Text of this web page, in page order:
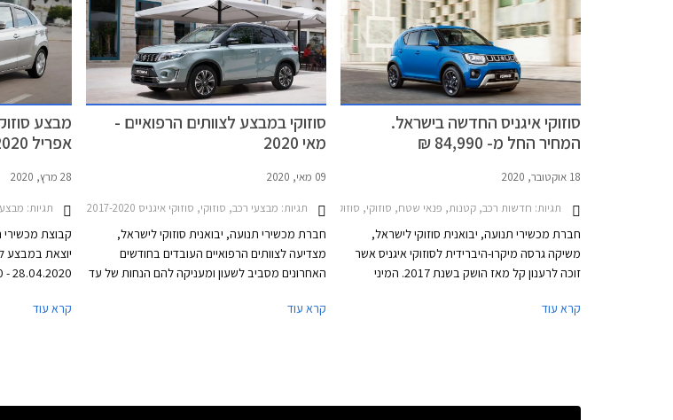
טיפולים תקופתיים, החלפת צמיגים, והחלפת מצבר.
סוזוקי איגניס החדשה בישראל.
המחיר החל מ- 84,990 ₪
18 אוקטובר, 2020
תגיות: חדשות רכב, קטנות, פנאי שטח, סוזוקי, סוזוקי איגניס 2017-2020סוזוקי איגניס 2020-2025
חברת מכשירי תנועה, יבואנית סוזוקי לישראל,
משיקה גרסה מיקרו-היברידית לסוזוקי איגניס אשר
זוכה לרענון קל מאז הושק בשנת 2017. המיני
קרא עוד
סוזוקי במבצע לצוותים הרפואיים -
מאי 2020
09 מאי, 2020
תגיות: מבצעי רכב, סוזוקי, סוזוקי איגניס 2017-2020, סוזוקי בלנו 2016-2020, סוזוקי ג'ימני 2019-2025, סוזוקי ויטרה 2019-2025, סוזוקי סוויפט 2017-2020, סוזוקי קרוסאובר 2017-2022קורונה
חברת מכשירי תנועה, יבואנית סוזוקי לישראל,
מצדיעה לצוותים הרפואיים העובדים בחודשים
האחרונים מסביב לשעון ומעניקה להם הנחות של עד
קרא עוד
מבצע
אפריל 2020
28 מרץ, 2020
תגיות: מבצעי רכב חבר,
קבוצת מכשירי
יוצאת במבצע
נוספות כגון
קרא עוד